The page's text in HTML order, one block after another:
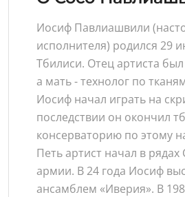
Иосиф Павлиашвили
исполнителя) родился 29
Тбилиси. Отец артиста
а мать - технолог по
Иосиф начал играть на
последствии он окончил
консерваторию по этому
Петь артист начал в рядах
армии. В 24 года Иосиф
ансамблем «Иверия». В